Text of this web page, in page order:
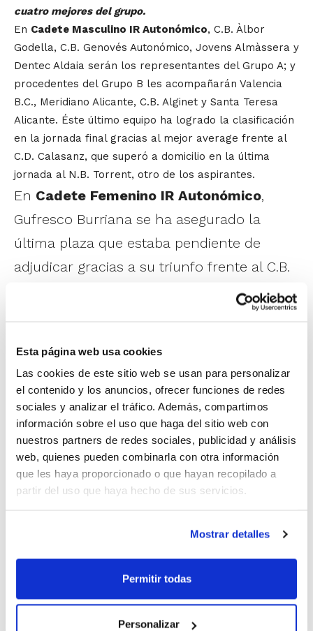
Esta página web usa cookies
Las cookies de este sitio web se usan para personalizar
el contenido y los anuncios, ofrecer funciones de redes
sociales y analizar el tráfico. Además, compartimos
información sobre el uso que haga del sitio web con
nuestros partners de redes sociales, publicidad y análisis
web, quienes pueden combinarla con otra información
que les haya proporcionado o que hayan recopilado a
partir del uso que haya hecho de sus servicios.
Mostrar detalles
Permitir todas
Personalizar
cuatro mejores del grupo.
En Cadete Masculino IR Autonómico, C.B. Àlbor
Godella, C.B. Genovés Autonómico, Jovens Almàssera y
Dentec Aldaia serán los representantes del Grupo A; y
procedentes del Grupo B les acompañarán Valencia
B.C., Meridiano Alicante, C.B. Alginet y Santa Teresa
Alicante. Éste último equipo ha logrado la clasificación
en la jornada final gracias al mejor average frente al
C.D. Calasanz, que superó a domicilio en la última
jornada al N.B. Torrent, otro de los aspirantes.
En Cadete Femenino IR Autonómico,
Gufresco Burriana se ha asegurado la
última plaza que estaba pendiente de
adjudicar gracias a su triunfo frente al C.B.
Castellón y a la derrota de Picken Claret
ante Ros Casares Valencia. Además de este
burrianenses en la 2ª Fase C.B. Barcas –
RC, Croquetas Morellanas NBF. B.F. San
Blas Alicante Azul, DBC-EMB Denia 97, C.B.F.
Cabo Mar y Alboraya.
Infantil Masculino IR Autonómicoha
vivido la jornada más tranquila, puesto que
Rojo, N.B. Xàtiva, Meridiano Alicante, El Pilar